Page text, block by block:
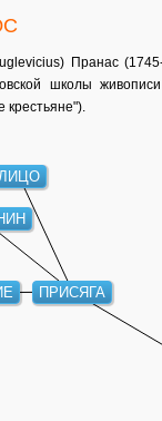
Пранас (1745-
школы
крестьяне").
ПРИСЯГА